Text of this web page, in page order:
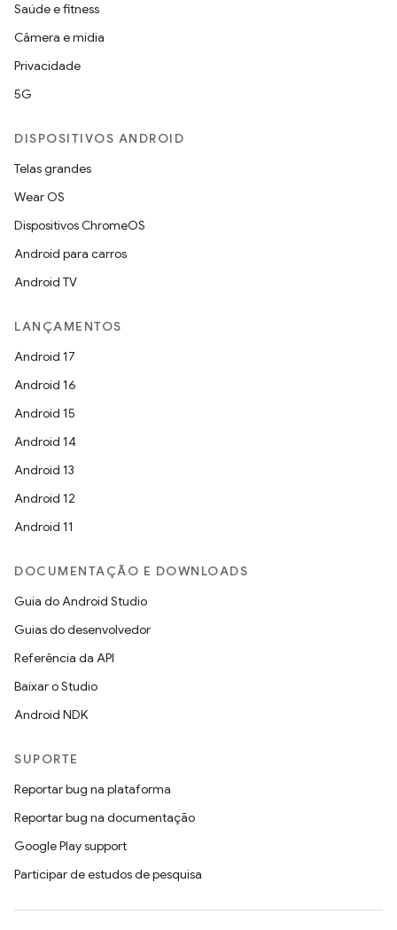
Saúde e fitness
Câmera e mídia
Privacidade
5G
DISPOSITIVOS ANDROID
Telas grandes
Wear OS
Dispositivos ChromeOS
Android para carros
Android TV
LANÇAMENTOS
Android 17
Android 16
Android 15
Android 14
Android 13
Android 12
Android 11
DOCUMENTAÇÃO E DOWNLOADS
Guia do Android Studio
Guias do desenvolvedor
Referência da API
Baixar o Studio
Android NDK
SUPORTE
Reportar bug na plataforma
Reportar bug na documentação
Google Play support
Participar de estudos de pesquisa